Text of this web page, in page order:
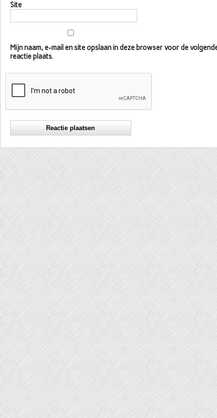
Site
Mijn naam, e-mail en site opslaan in deze browser voor de
reactie plaats.